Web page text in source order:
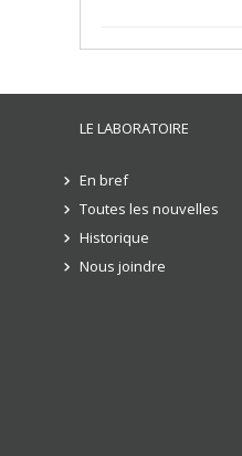
LE LABORATOIRE
En bref
Toutes les nouvelles
Historique
Nous joindre